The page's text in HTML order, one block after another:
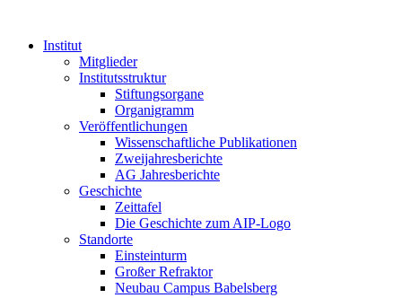
Institut
Mitglieder
Institutsstruktur
Stiftungsorgane
Organigramm
Veröffentlichungen
Wissenschaftliche Publikationen
Zweijahresberichte
AG Jahresberichte
Geschichte
Zeittafel
Die Geschichte zum AIP-Logo
Standorte
Einsteinturm
Großer Refraktor
Neubau Campus Babelsberg